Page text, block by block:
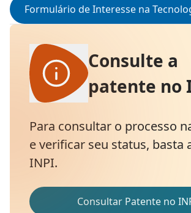
Formulário de Interesse na
Consulte a
patente no
Para consultar o processo
e verificar seu status, basta
INPI.
Consultar Patente no